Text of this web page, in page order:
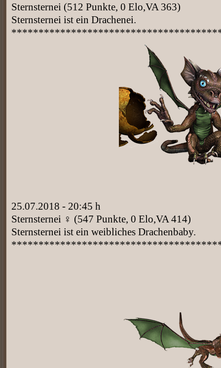
Sternsternei (512 Punkte, 0 Elo,VA 363)
Sternsternei ist ein Drachenei.
25.07.2018 - 20:45 h
Sternsternei ♀ (547 Punkte, 0 Elo,VA 414)
Sternsternei ist ein weibliches Drachenbaby.